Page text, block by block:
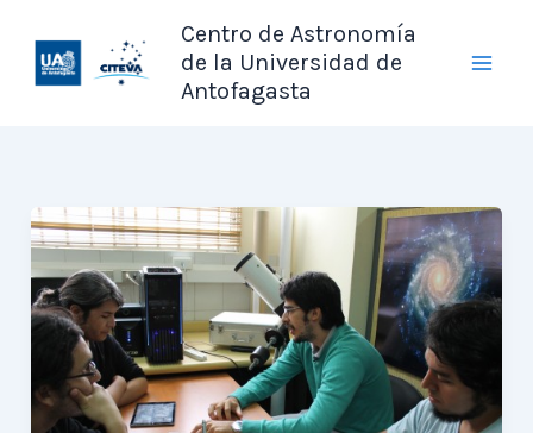
contenido
Centro de Astronomía
de la Universidad de
Antofagasta